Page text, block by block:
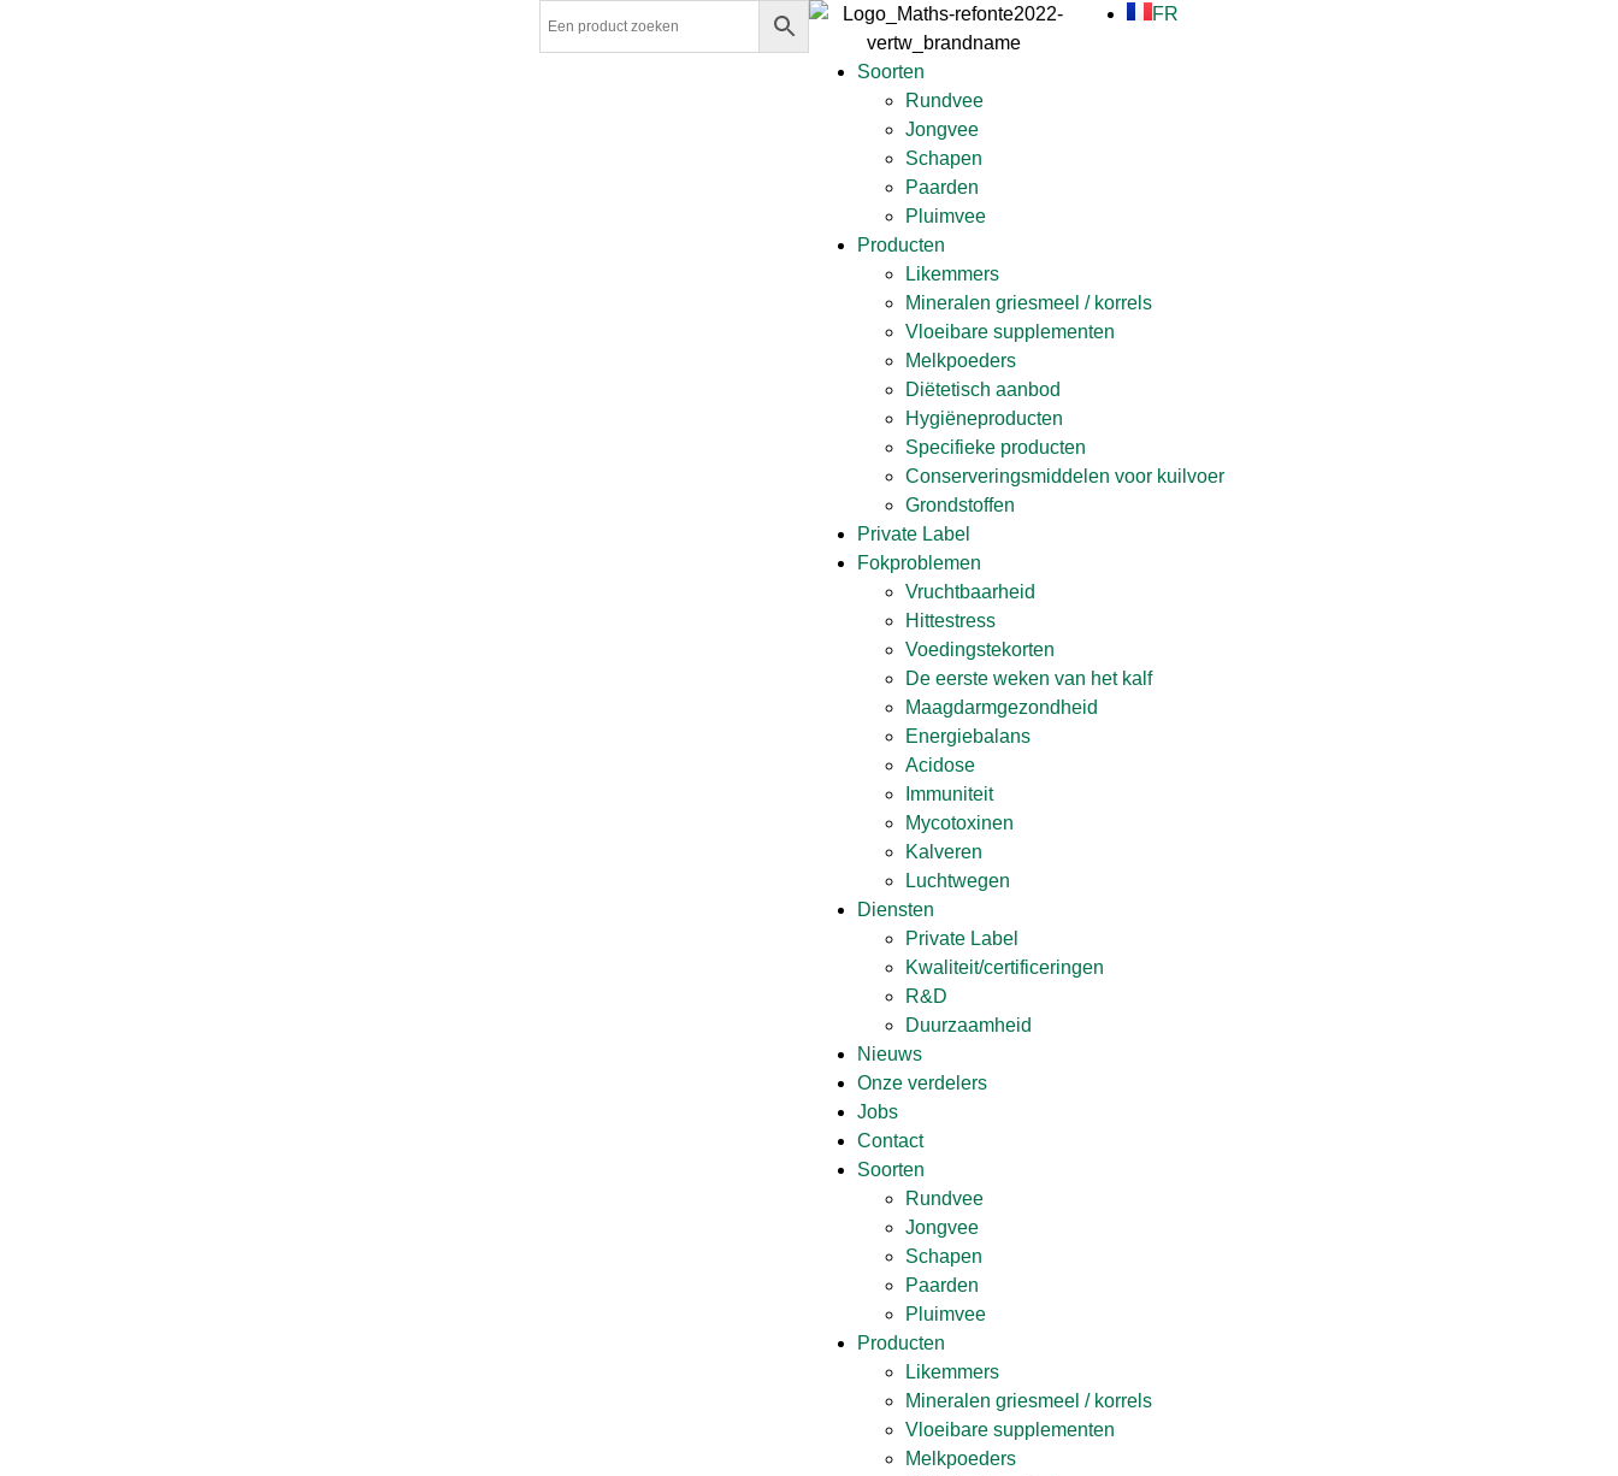
FR
Soorten
Rundvee
Jongvee
Schapen
Paarden
Pluimvee
Producten
Likemmers
Mineralen griesmeel / korrels
Vloeibare supplementen
Melkpoeders
Diëtetisch aanbod
Hygiëneproducten
Specifieke producten
Conserveringsmiddelen voor kuilvoer
Grondstoffen
Private Label
Fokproblemen
Vruchtbaarheid
Hittestress
Voedingstekorten
De eerste weken van het kalf
Maagdarmgezondheid
Energiebalans
Acidose
Immuniteit
Mycotoxinen
Kalveren
Luchtwegen
Diensten
Private Label
Kwaliteit/certificeringen
R&D
Duurzaamheid
Nieuws
Onze verdelers
Jobs
Contact
Soorten
Rundvee
Jongvee
Schapen
Paarden
Pluimvee
Producten
Likemmers
Mineralen griesmeel / korrels
Vloeibare supplementen
Melkpoeders